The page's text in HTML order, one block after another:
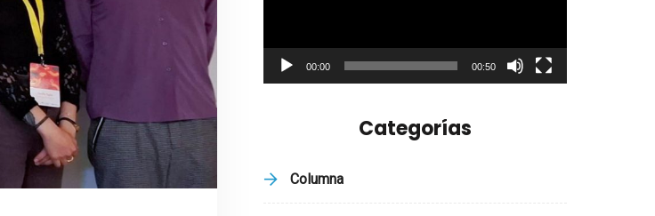
00:00 00:50
Categorías
Columna